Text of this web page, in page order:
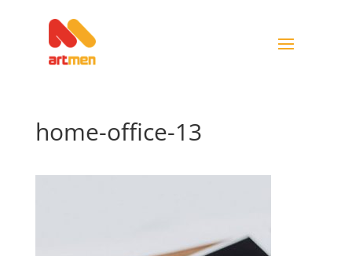
home-office-13